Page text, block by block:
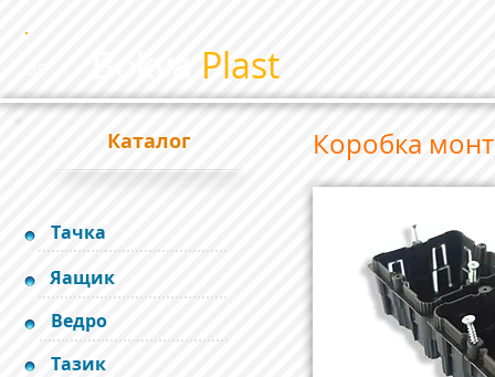
Plast
Каталог
Тачка
Яащик
Ведро
Тазик
Коробка